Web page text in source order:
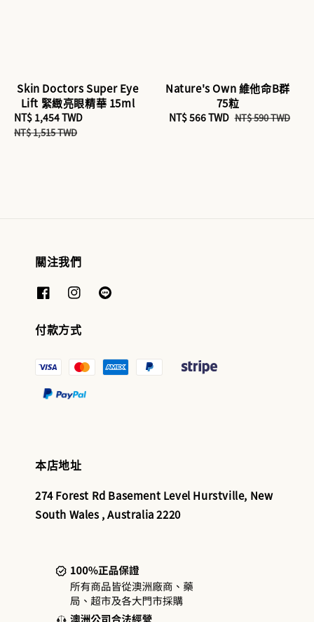
Skin Doctors Super Eye
Lift 緊緻亮眼精華 15ml
Sale
price
NT$ 1,454 TWD
NT$ 1,515 TWD
Nature's Own 維他命B群
75粒
Sale
NT$ 566 TWD Regular
NT$ 590 TWD
關注我們
付款方式
本店地址
274 Forest Rd Basement Level Hurstville, New
South Wales , Australia 2220